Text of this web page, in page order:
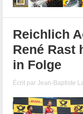
Reichlich
René Rast
in Folge
Écrit parJean-Baptiste